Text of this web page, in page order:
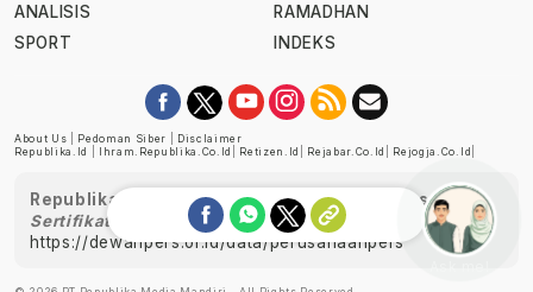
ANALISIS
SPORT
RAMADHAN
INDEKS
About Us Pedoman Siber
Disclaimer
Republika.id
Ihram.republika.co.id Retizen.id Rejabar.co.id Rejogja.co.id
Republika telah diverifikasi oleh Dewan Pers
Sertifikat Nomor 1058/DP-Verifikasi/K/XII/2022
https://dewanpers.or.id/data/perusahaanpers